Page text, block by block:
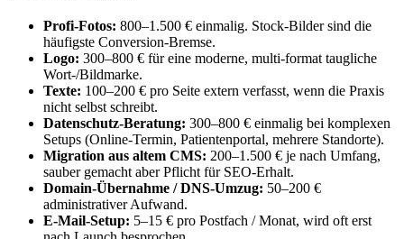
Profi-Fotos: 800–1.500 € einmalig. Stock-Bilder sind die
häufigste Conversion-Bremse.
Logo: 300–800 € für eine moderne, multi-format taugliche
Wort-/Bildmarke.
Texte: 100–200 € pro Seite extern verfasst, wenn die Praxis
nicht selbst schreibt.
Datenschutz-Beratung: 300–800 € einmalig bei komplexen
Setups (Online-Termin, Patientenportal, mehrere Standorte).
Migration aus altem CMS: 200–1.500 € je nach Umfang,
sauber gemacht aber Pflicht für SEO-Erhalt.
Domain-Übernahme / DNS-Umzug: 50–200 €
administrativer Aufwand.
E-Mail-Setup: 5–15 € pro Postfach / Monat, wird oft erst